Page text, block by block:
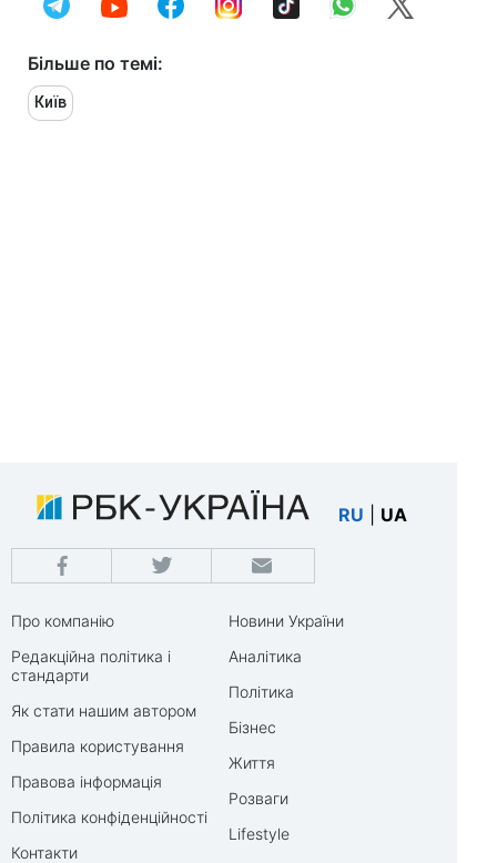
Більше по темі:
Київ
RU UA
Про компанію
Редакційна політика і
стандарти
Як стати нашим автором
Правила користування
Правова інформація
Політика конфіденційності
Контакти
Новини України
Аналітика
Політика
Бізнес
Життя
Розваги
Lifestyle